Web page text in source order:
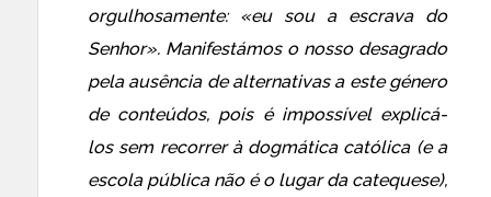
orgulhosamente: «eu sou a escrava do
Senhor». Manifestámos o nosso desagrado
pela ausência de alternativas a este género
de conteúdos, pois é impossível explicá-
los sem recorrer à dogmática católica (e a
escola pública não é o lugar da catequese),